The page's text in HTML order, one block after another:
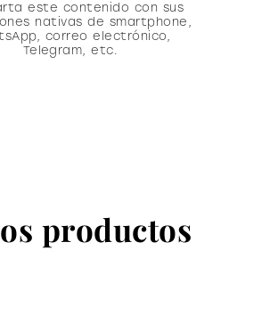
este contenido con sus
nativas de smartphone,
correo electrónico,
Telegram, etc.
productos